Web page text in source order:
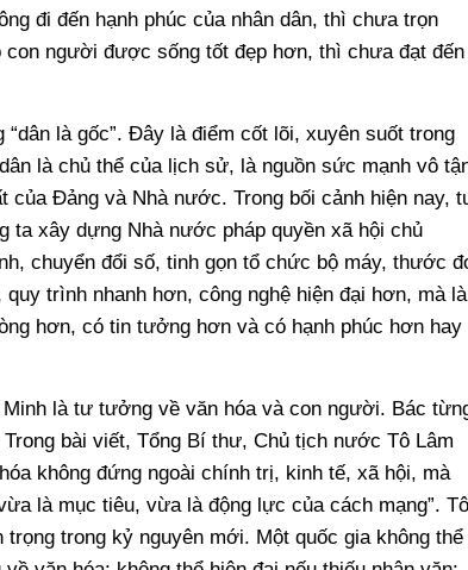
đi đến hạnh phúc của nhân dân, thì chưa trọn
người được sống tốt đẹp hơn, thì chưa đạt đến
là gốc”. Đây là điểm cốt lõi, xuyên suốt trong
là chủ thể của lịch sử, là nguồn sức mạnh vô
của Đảng và Nhà nước. Trong bối cảnh hiện nay,
ta xây dựng Nhà nước pháp quyền xã hội chủ
chuyển đổi số, tinh gọn tổ chức bộ máy, thước
trình nhanh hơn, công nghệ hiện đại hơn, mà là
hơn, có tin tưởng hơn và có hạnh phúc hơn hay
là tư tưởng về văn hóa và con người. Bác
bài viết, Tổng Bí thư, Chủ tịch nước Tô Lâm
không đứng ngoài chính trị, kinh tế, xã hội, mà
là mục tiêu, vừa là động lực của cách mạng”.
trong kỷ nguyên mới. Một quốc gia không thể